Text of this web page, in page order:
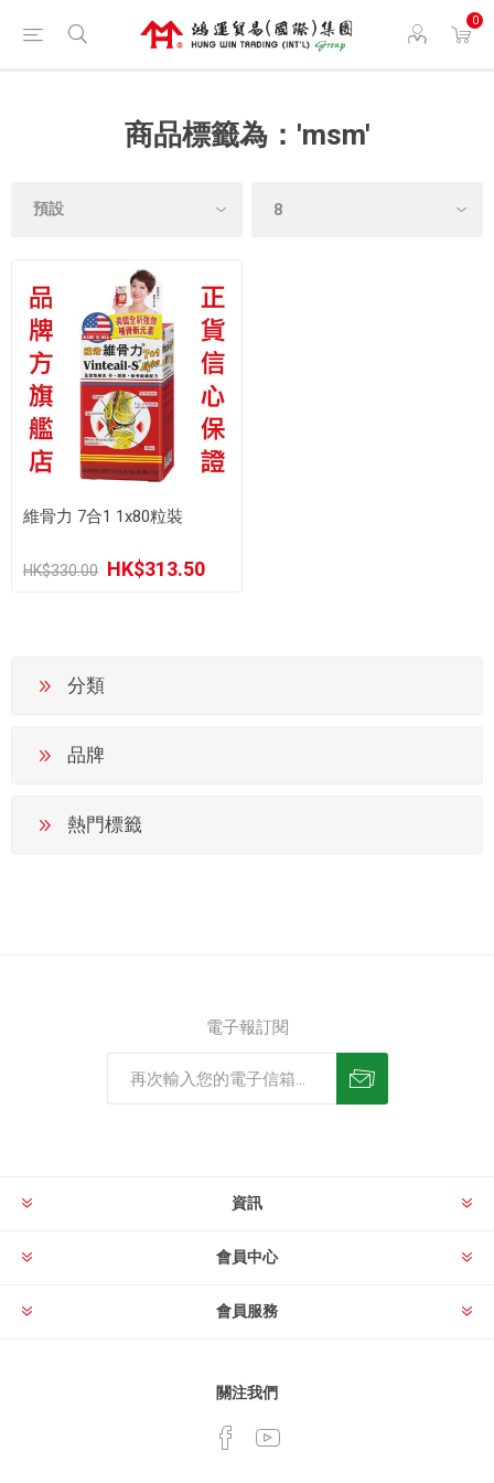
0
商品標籤為：'msm'
維骨力 7合1 1x80粒裝
HK$330.00 HK$313.50
分類
品牌
熱門標籤
電子報訂閱
資訊
會員中心
會員服務
關注我們